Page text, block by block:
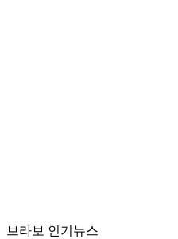
브라보 인기뉴스